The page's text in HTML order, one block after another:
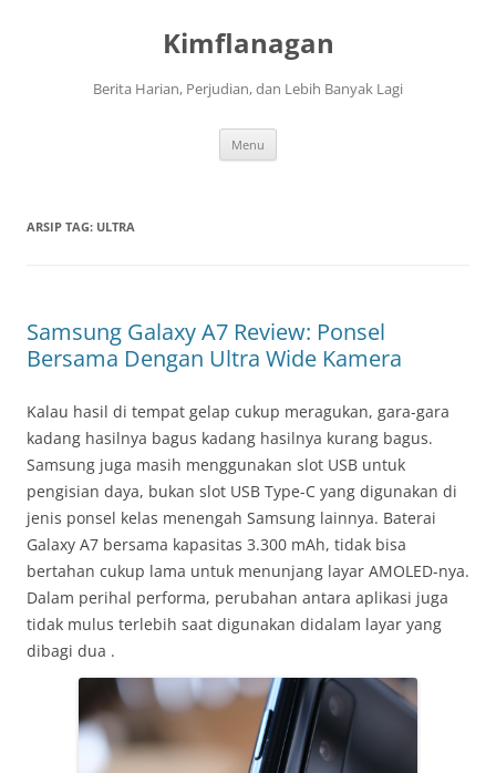
Kimflanagan
Berita Harian, Perjudian, dan Lebih Banyak Lagi
Menu
ARSIP TAG: ULTRA
Samsung Galaxy A7 Review: Ponsel
Bersama Dengan Ultra Wide Kamera
Kalau hasil di tempat gelap cukup meragukan, gara-gara
kadang hasilnya bagus kadang hasilnya kurang bagus.
Samsung juga masih menggunakan slot USB untuk
pengisian daya, bukan slot USB Type-C yang digunakan di
jenis ponsel kelas menengah Samsung lainnya. Baterai
Galaxy A7 bersama kapasitas 3.300 mAh, tidak bisa
bertahan cukup lama untuk menunjang layar AMOLED-nya.
Dalam perihal performa, perubahan antara aplikasi juga
tidak mulus terlebih saat digunakan didalam layar yang
dibagi dua .